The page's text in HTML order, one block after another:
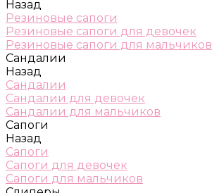
Назад
Резиновые сапоги
Резиновые сапоги для девочек
Резиновые сапоги для мальчиков
Сандалии
Назад
Сандалии
Сандалии для девочек
Сандалии для мальчиков
Сапоги
Назад
Сапоги
Сапоги для девочек
Сапоги для мальчиков